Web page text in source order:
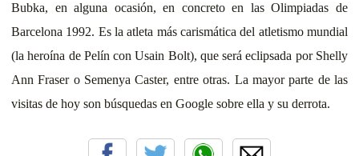
Bubka, en alguna ocasión, en concreto en las Olimpiadas de
Barcelona 1992. Es la atleta más carismática del atletismo mundial
(la heroína de Pelín con Usain Bolt), que será eclipsada por Shelly
Ann Fraser o Semenya Caster, entre otras. La mayor parte de las
visitas de hoy son búsquedas en Google sobre ella y su derrota.